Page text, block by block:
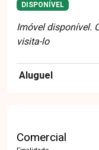
DISPONÍVEL
Imóvel disponível.
visita-lo
Aluguel
Comercial